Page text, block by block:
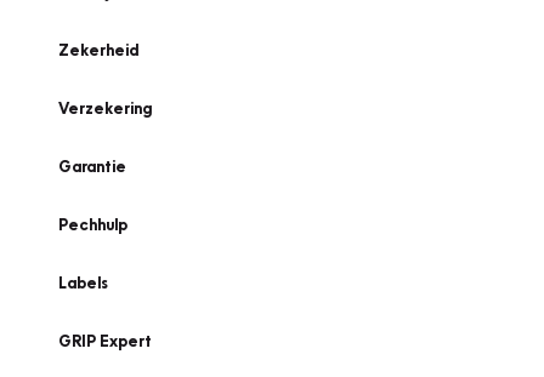
Zekerheid
Verzekering
Garantie
Pechhulp
Labels
GRIP Expert